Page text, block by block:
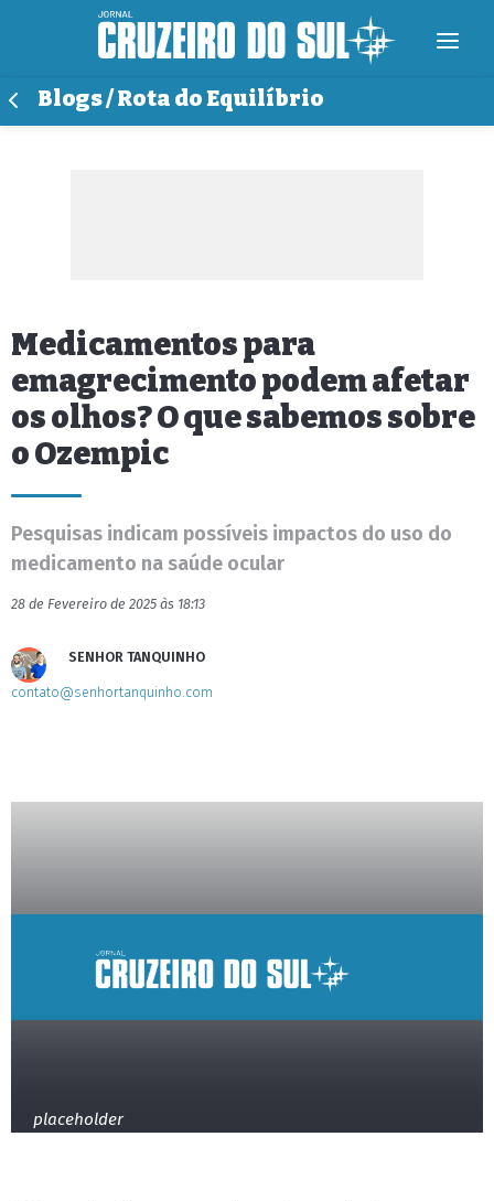
Blogs / Rota do Equilíbrio
Medicamentos para
emagrecimento podem afetar
os olhos? O que sabemos sobre
o Ozempic
Pesquisas indicam possíveis impactos do uso do
medicamento na saúde ocular
28 de Fevereiro de 2025 às 18:13
SENHOR TANQUINHO
contato@senhortanquinho.com
placeholder